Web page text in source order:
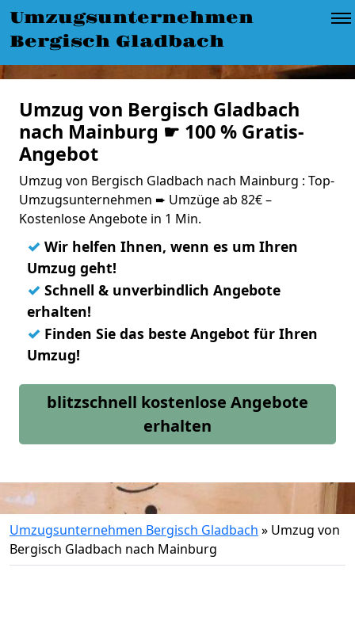
Umzugsunternehmen
Bergisch Gladbach
Umzug von Bergisch Gladbach
nach Mainburg ☛ 100 % Gratis-
Angebot
Umzug von Bergisch Gladbach nach Mainburg : Top-
Umzugsunternehmen ➨ Umzüge ab 82€ –
Kostenlose Angebote in 1 Min.
✓ Wir helfen Ihnen, wenn es um Ihren
Umzug geht!
✓ Schnell & unverbindlich Angebote
erhalten!
✓ Finden Sie das beste Angebot für Ihren
Umzug!
blitzschnell kostenlose Angebote
erhalten
Umzugsunternehmen Bergisch Gladbach » Umzug von
Bergisch Gladbach nach Mainburg